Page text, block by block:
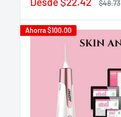
venta
Precio
$48.73
Ahorra$100.00